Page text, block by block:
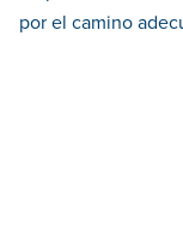
por el camino